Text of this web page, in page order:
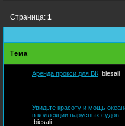
Страница:1
Тема
Аренда прокси для ВК biesali
Увидьте красоту и мощь
в коллекции парусных судов
biesali